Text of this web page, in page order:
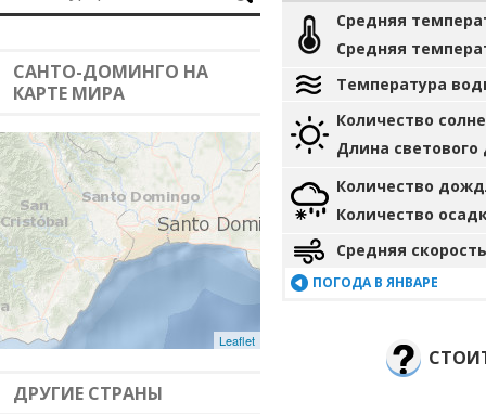
САНТО-ДОМИНГО НА
КАРТЕ МИРА
Leaflet
ДРУГИЕ СТРАНЫ
Средняя
Средняя
Температура
Количество
Длина светового
Количество
Количество
Средняя
ПОГОДА В ЯНВАРЕ